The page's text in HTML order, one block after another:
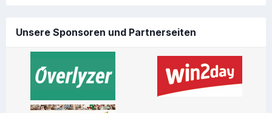
Unsere Sponsoren und Partnerseiten